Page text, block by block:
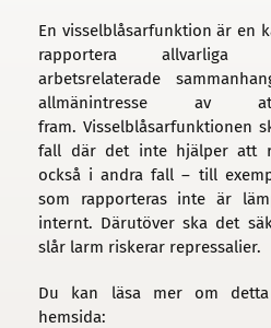
En visselblåsarfunktion är en
rapportera allvarliga
arbetsrelaterade
allmänintresse av
fram. Visselblåsarfunktionen
fall där det inte hjälper att
också i andra fall – till
som rapporteras inte är
internt. Därutöver ska det
slår larm riskerar repressalier.
Du kan läsa mer om detta
hemsida: